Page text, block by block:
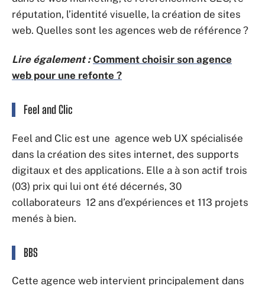
réputation, l’identité visuelle, la création de sites
web. Quelles sont les agences web de référence ?
Lire également : Comment choisir son agence
web pour une refonte ?
Feel and Clic
Feel and Clic est une agence web UX spécialisée
dans la création des sites internet, des supports
digitaux et des applications. Elle a à son actif trois
(03) prix qui lui ont été décernés, 30
collaborateurs 12 ans d’expériences et 113 projets
menés à bien.
BBS
Cette agence web intervient principalement dans